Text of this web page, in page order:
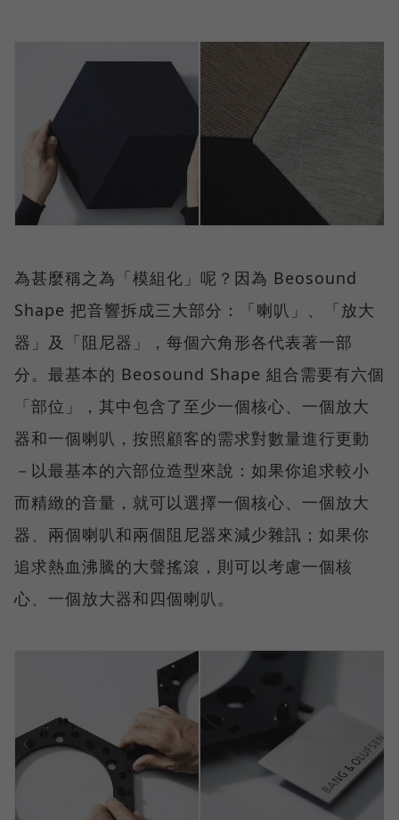
為甚麼稱之為「模組化」呢？因為 Beosound
Shape 把音響拆成三大部分：「喇叭」、「放大
器」及「阻尼器」，每個六角形各代表著一部
分。最基本的 Beosound Shape 組合需要有六個
「部位」，其中包含了至少一個核心、一個放大
器和一個喇叭，按照顧客的需求對數量進行更動
－以最基本的六部位造型來說：如果你追求較小
而精緻的音量，就可以選擇一個核心、一個放大
器、兩個喇叭和兩個阻尼器來減少雜訊；如果你
追求熱血沸騰的大聲搖滾，則可以考慮一個核
心、一個放大器和四個喇叭。